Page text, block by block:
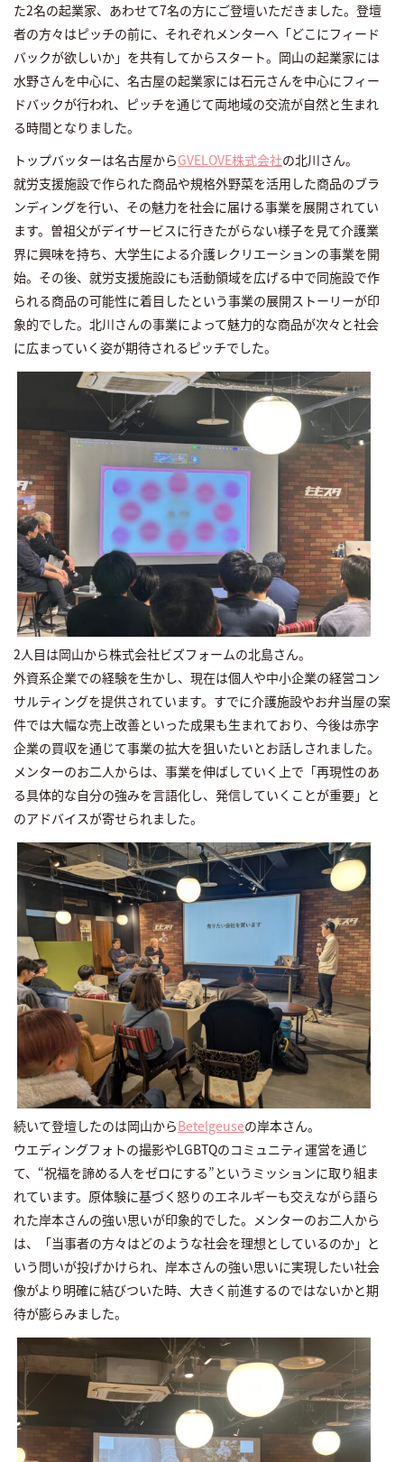
た2名の起業家、あわせて7名の方にご登壇いただきました。登壇
者の方々はピッチの前に、それぞれメンターへ「どこにフィード
バックが欲しいか」を共有してからスタート。岡山の起業家には
水野さんを中心に、名古屋の起業家には石元さんを中心にフィー
ドバックが行われ、ピッチを通じて両地域の交流が自然と生まれ
る時間となりました。
トップバッターは名古屋からGVELOVE株式会社の北川さん。
就労支援施設で作られた商品や規格外野菜を活用した商品のブラ
ンディングを行い、その魅力を社会に届ける事業を展開されてい
ます。曽祖父がデイサービスに行きたがらない様子を見て介護業
界に興味を持ち、大学生による介護レクリエーションの事業を開
始。その後、就労支援施設にも活動領域を広げる中で同施設で作
られる商品の可能性に着目したという事業の展開ストーリーが印
象的でした。北川さんの事業によって魅力的な商品が次々と社会
に広まっていく姿が期待されるピッチでした。
2人目は岡山から株式会社ビズフォームの北島さん。
外資系企業での経験を生かし、現在は個人や中小企業の経営コン
サルティングを提供されています。すでに介護施設やお弁当屋の案
件では大幅な売上改善といった成果も生まれており、今後は赤字
企業の買収を通じて事業の拡大を狙いたいとお話しされました。
メンターのお二人からは、事業を伸ばしていく上で「再現性のあ
る具体的な自分の強みを言語化し、発信していくことが重要」と
のアドバイスが寄せられました。
続いて登壇したのは岡山からBetelgeuseの岸本さん。
ウエディングフォトの撮影やLGBTQのコミュニティ運営を通じ
て、“祝福を諦める人をゼロにする”というミッションに取り組ま
れています。原体験に基づく怒りのエネルギーも交えながら語ら
れた岸本さんの強い思いが印象的でした。メンターのお二人から
は、「当事者の方々はどのような社会を理想としているのか」と
いう問いが投げかけられ、岸本さんの強い思いに実現したい社会
像がより明確に結びついた時、大きく前進するのではないかと期
待が膨らみました。